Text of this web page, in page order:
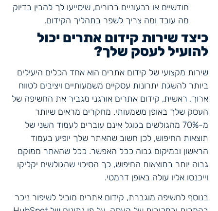
חודשיים או רבעוניים ברורים, שיסייעו לך להבין בדיוק
מה עובד ומה צריך לשפר בתהליך הקידום.
כיצד שירות קידום אתרים יכול
להועיל לעסק שלך?
שירות מקצועי של קידום אתרים הוא אחד הכלים היעילים
ביותר להשגת יתרונות עסקיים משמעותיים ויציבים לטווח
ארוך. ראשית, קידום אתרים אורגני מגביר את החשיפה של
העסק שלך באופן משמעותי. מחקרים מראים שיותר
מ-70% מהגולשים בגוגל אינם עוברים לעמוד השני של
תוצאות החיפוש, לכן חשוב שהאתר שלך יופיע בעמוד
הראשון ובמיקום גבוה ככל האפשר. ככל שהאתר ממוקם
גבוה יותר בתוצאות החיפוש, כך הסיכוי שהגולשים יקליקו
וייכנסו אליו עולה באופן דרמטי.
בנוסף לחשיפה מוגברת, קידום אתרים מוביל לשיפור ניכר